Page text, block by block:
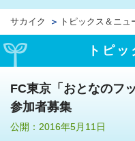
サカイク トピックス＆ニュ
トピ
FC東京「おとなのフ
参加者募集
公開：2016年5月11日